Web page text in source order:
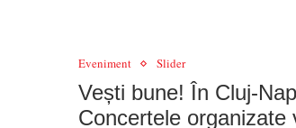
Eveniment Slider
Vești bune! În Cluj-
Concertele organizate